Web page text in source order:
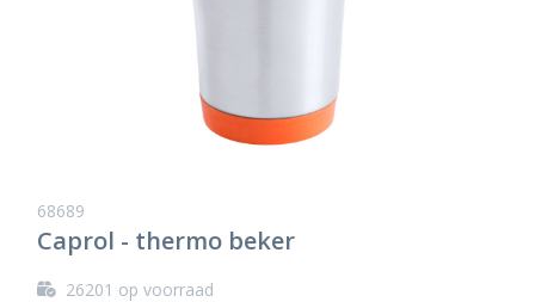
68689
Caprol - thermo beker
26201 op voorraad